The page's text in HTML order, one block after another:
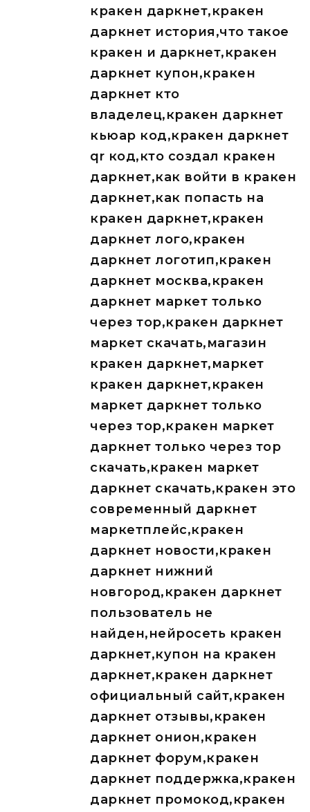
кракен даркнет,кракен
даркнет история,что такое
кракен и даркнет,кракен
даркнет купон,кракен
даркнет кто
владелец,кракен даркнет
кьюар код,кракен даркнет
qr код,кто создал кракен
даркнет,как войти в кракен
даркнет,как попасть на
кракен даркнет,кракен
даркнет лого,кракен
даркнет логотип,кракен
даркнет москва,кракен
даркнет маркет только
через тор,кракен даркнет
маркет скачать,магазин
кракен даркнет,маркет
кракен даркнет,кракен
маркет даркнет только
через тор,кракен маркет
даркнет только через тор
скачать,кракен маркет
даркнет скачать,кракен это
современный даркнет
маркетплейс,кракен
даркнет новости,кракен
даркнет нижний
новгород,кракен даркнет
пользователь не
найден,нейросеть кракен
даркнет,купон на кракен
даркнет,кракен даркнет
официальный сайт,кракен
даркнет отзывы,кракен
даркнет онион,кракен
даркнет форум,кракен
даркнет поддержка,кракен
даркнет промокод,кракен